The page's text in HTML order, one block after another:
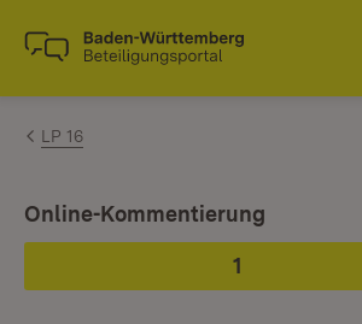
Zum Inhalt springen
Link zur Startseite
LP 16
Phase
1
:
Ist ausgewählt.
Online-Kommentierung